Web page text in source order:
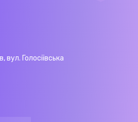
вул. Голосіївська